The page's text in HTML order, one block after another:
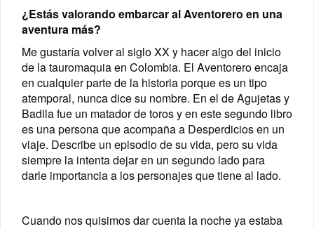
¿Estás valorando embarcar al Aventorero en una
aventura más?
Me gustaría volver al siglo XX y hacer algo del inicio
de la tauromaquia en Colombia. El Aventorero encaja
en cualquier parte de la historia porque es un tipo
atemporal, nunca dice su nombre. En el de Agujetas y
Badila fue un matador de toros y en este segundo libro
es una persona que acompaña a Desperdicios en un
viaje. Describe un episodio de su vida, pero su vida
siempre la intenta dejar en un segundo lado para
darle importancia a los personajes que tiene al lado.
Cuando nos quisimos dar cuenta la noche ya estaba